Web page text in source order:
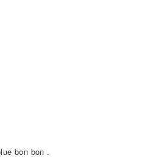
bon bon .